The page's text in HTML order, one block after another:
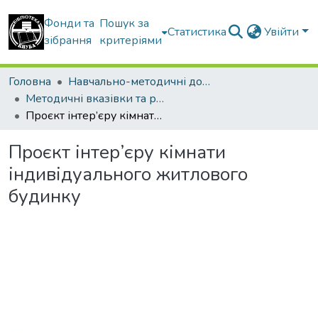
Фонди та
зібрання
Пошук за
критеріями
Статистика Увійти
Головна
Навчально-методичні документи
Методичні вказівки та рекомендації
Проєкт інтер’єру кімнати індивідуального житлового будинку
Проєкт інтер’єру кімнати
індивідуального житлового
будинку